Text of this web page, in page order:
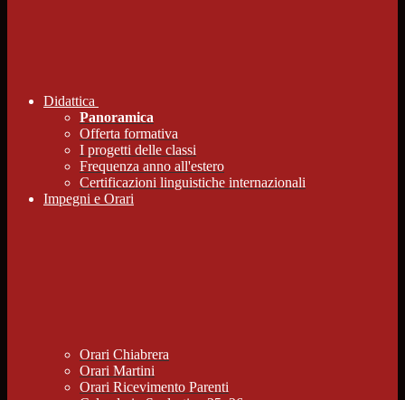
Didattica
Panoramica
Offerta formativa
I progetti delle classi
Frequenza anno all'estero
Certificazioni linguistiche internazionali
Impegni e Orari
Orari Chiabrera
Orari Martini
Orari Ricevimento Parenti